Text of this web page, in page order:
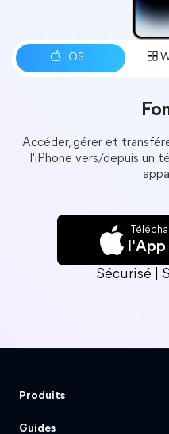
Accéder, gérer et
l'iPhone vers/depuis un
Sécurisé |
Produits
Guides